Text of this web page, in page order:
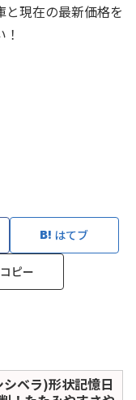
と現在の最新価格を